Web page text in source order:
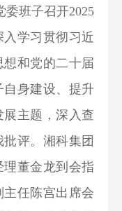
委班子召开2025
学习贯彻习近
和党的二十届
自身建设、提升
展主题，深入查
评。湘科集团
董金龙到会指
任陈宫出席会